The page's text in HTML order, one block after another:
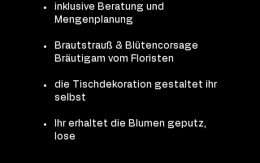
inklusive Beratung und
Mengenplanung
Brautstrauß & Blütencorsage
Bräutigam vom Floristen
die Tischdekoration gestaltet ihr
selbst
Ihr erhaltet die Blumen geputz,
lose